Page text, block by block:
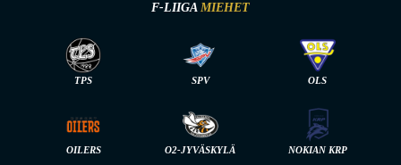
F-LIIGA MIEHET
TPS SPV OLS
OILERS O2-JYVÄSKYLÄ NOKIAN KRP